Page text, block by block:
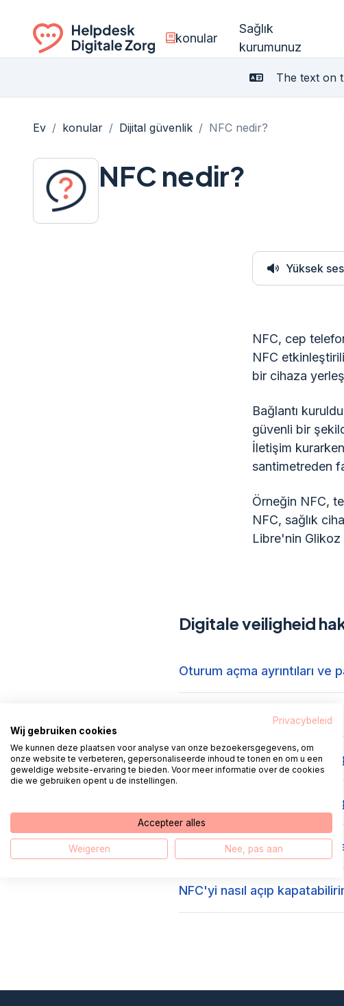
Ga naar de homepagina
konular
Sağlık
kurumunuz
The text on
Ev / konular / Dijital güvenlik / NFC nedir?
NFC nedir?
Yüksek
NFC, cep
NFC
bir cihaza
Bağlantı
güvenli bir
İletişim
santimetreden
Örneğin NFC,
NFC, sağlık
Libre'nin Glikoz
Digitale veiligheid
Oturum açma ayrıntıları ve
İki faktörlü kimlik
Microsoft Authenticator
Microsoft Authenticator
Google Authenticator
NFC'yi nasıl açıp
Privacybeleid
Wij gebruiken cookies
We kunnen deze plaatsen voor analyse van onze bezoekersgegevens, om
onze website te verbeteren, gepersonaliseerde inhoud te tonen en om u een
geweldige website-ervaring te bieden. Voor meer informatie over de cookies
die we gebruiken opent u de instellingen.
Accepteer alles
Weigeren Nee, pas aan